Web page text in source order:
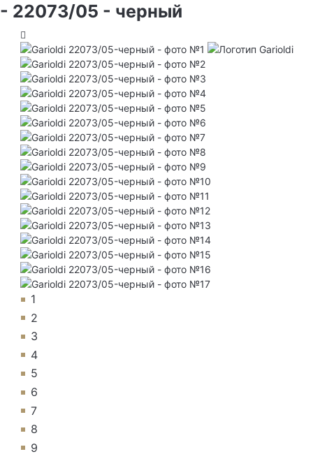
- 22073/05 - черный
1
2
3
4
5
6
7
8
9